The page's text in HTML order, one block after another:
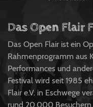
Das Open Flair
Das Open Flair ist ein
Rahmenprogramm aus
Performances und
Festival wird seit 1985
Flair e.V. in Eschwege
rund 20.000 Besuchern.